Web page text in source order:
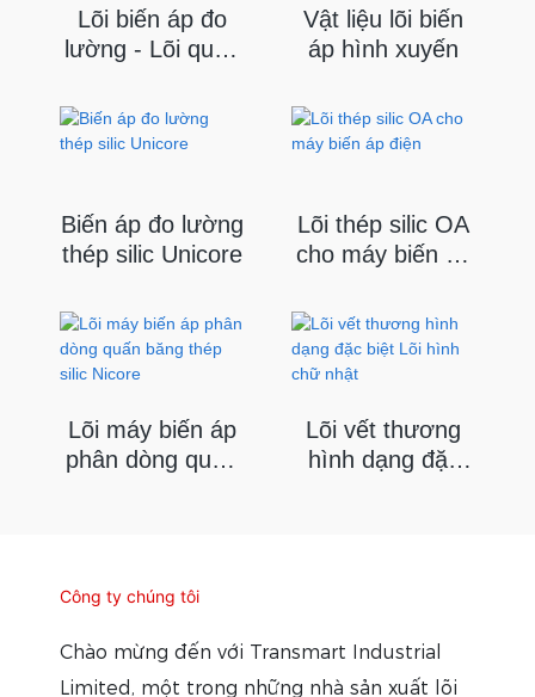
Lõi biến áp đo
lường - Lõi quấn
Vật liệu lõi biến
áp hình xuyến
Biến áp đo lường
thép silic Unicore
Lõi thép silic OA
cho máy biến áp
Lõi máy biến áp
phân dòng quấn
Lõi vết thương
hình dạng đặc
Công ty chúng tôi
Chào mừng đến với Transmart Industrial
Limited, một trong những nhà sản xuất lõi